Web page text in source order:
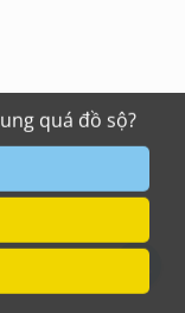
quá đồ sộ?